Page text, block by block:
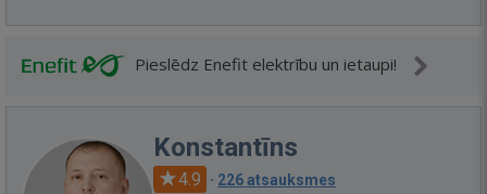
Pieslēdz Enefit elektrību un ietaupi!
Konstantīns
4.9 · 226 atsauksmes